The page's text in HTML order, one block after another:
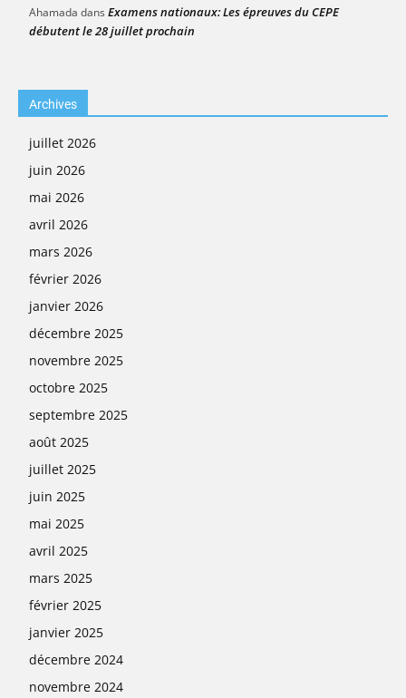
Ahamada dans Examens nationaux: Les épreuves du CEPE
débutent le 28 juillet prochain
Archives
juillet 2026
juin 2026
mai 2026
avril 2026
mars 2026
février 2026
janvier 2026
décembre 2025
novembre 2025
octobre 2025
septembre 2025
août 2025
juillet 2025
juin 2025
mai 2025
avril 2025
mars 2025
février 2025
janvier 2025
décembre 2024
novembre 2024